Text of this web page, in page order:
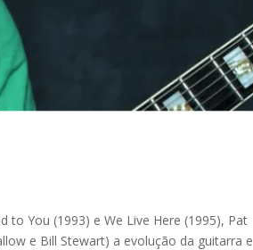
to You (1993) e We Live Here (1995), Pat
e Bill Stewart) a evolução da guitarra e